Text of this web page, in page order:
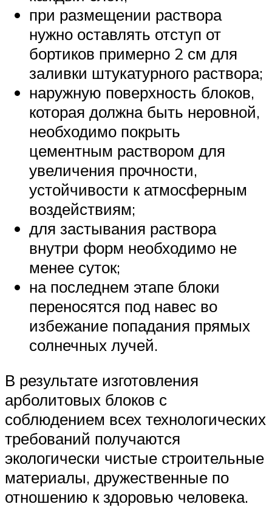
при размещении раствора
нужно оставлять отступ от
бортиков примерно 2 см для
заливки штукатурного раствора;
наружную поверхность блоков,
которая должна быть неровной,
необходимо покрыть
цементным раствором для
увеличения прочности,
устойчивости к атмосферным
воздействиям;
для застывания раствора
внутри форм необходимо не
менее суток;
на последнем этапе блоки
переносятся под навес во
избежание попадания прямых
солнечных лучей.
В результате изготовления
арболитовых блоков с
соблюдением всех технологических
требований получаются
экологически чистые строительные
материалы, дружественные по
отношению к здоровью человека.